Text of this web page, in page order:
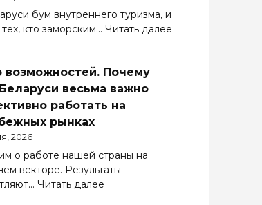
бум внутреннего туризма, и
кто заморским… Читать далее
возможностей. Почему
весьма важно
работать на
рынках
2026
о работе нашей страны на
векторе. Результаты
Читать далее